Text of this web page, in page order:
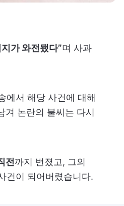
지가 와전됐다”며 사과
에서 해당 사건에 대해
겨 논란의 불씨는 다시
전까지 번졌고, 그의
건이 되어버렸습니다.